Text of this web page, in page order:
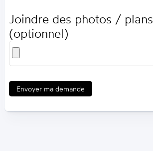
Joindre des photos / plans
(optionnel)
Envoyer ma demande